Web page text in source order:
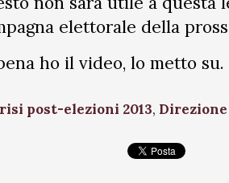
elettorale della
ho il video, lo metto su.
post-elezioni 2013,